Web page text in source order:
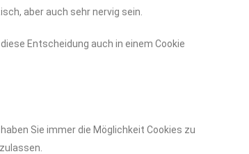
aber auch sehr nervig sein.
Entscheidung auch in einem Cookie
Sie immer die Möglichkeit Cookies zu